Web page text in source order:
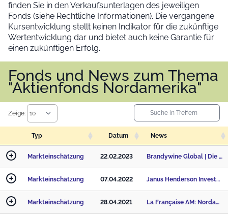
finden Sie in den Verkaufsunterlagen des jeweiligen
Fonds (siehe Rechtliche Informationen). Die vergangene
Kursentwicklung stellt keinen Indikator für die zukünftige
Wertentwicklung dar und bietet auch keine Garantie für
einen zukünftigen Erfolg.
Fonds und News zum Thema
"Aktienfonds Nordamerika"
Zeige:
Typ Datum News
Markteinschätzung 22.02.2023 Brandywine Global | Die lange Pause der FED: Was sollten Anleihen-Anleger jetzt tun?
Markteinschätzung 07.04.2022 Janus Henderson Investors: Kommentar zum FED-Protokoll
Markteinschätzung 28.04.2021 La Française AM: Nordamerika im Fokus